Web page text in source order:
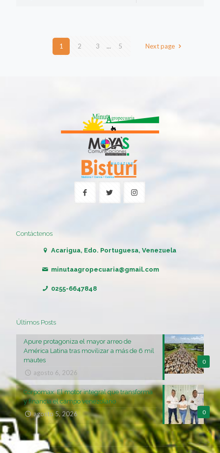
1 2 3 ... 5 Next page
Contáctenos
Acarigua, Edo. Portuguesa, Venezuela
minutaagropecuaria@gmail.com
0255-6647848
Últimos Posts
0
Apure protagoniza el mayor arreo de
América Latina tras movilizar a más de 6 mil
mautes
agosto 6, 2026
0
Corpomax: El motor integral que transforma
y financia el campo venezolano
agosto 5, 2026